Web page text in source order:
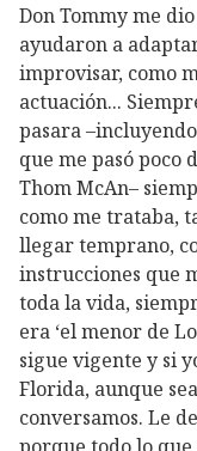
Don Tommy me
ayudaron a
improvisar, como
actuación...
pasara
que me pasó poco
Thom McAn–
como me trataba,
llegar temprano,
instrucciones que
toda la vida,
era ‘el menor de
sigue vigente y si
Florida, aunque
conversamos. Le